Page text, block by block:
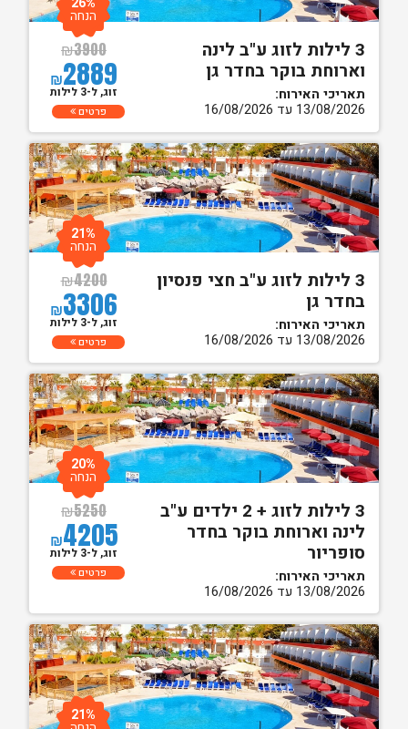
3 לילות לזוג ע"ב לינה
וארוחת בוקר בחדר גן
תאריכי האירוח:
13/08/2026 עד 16/08/2026
₪3900
₪2889
הנחה
זוג, ל-3 לילות
פרטים
3 לילות לזוג ע"ב חצי פנסיון
בחדר גן
תאריכי האירוח:
13/08/2026 עד 16/08/2026
₪4200
₪3306
21%
הנחה
זוג, ל-3 לילות
פרטים
3 לילות לזוג + 2 ילדים ע"ב
לינה וארוחת בוקר בחדר
סופריור
תאריכי האירוח:
13/08/2026 עד 16/08/2026
₪5250
₪4205
20%
הנחה
זוג, ל-3 לילות
פרטים
21%